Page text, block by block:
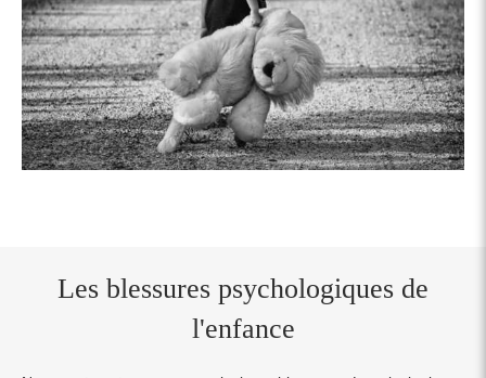
Les blessures psychologiques de
l'enfance